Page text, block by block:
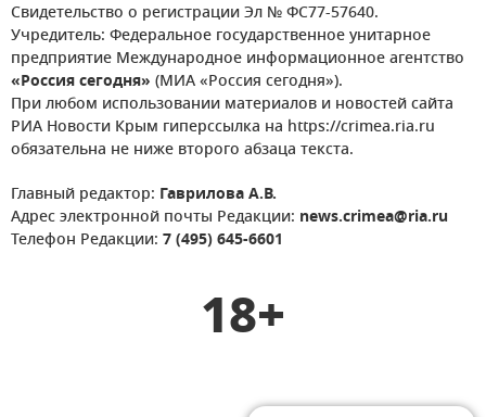
Свидетельство о регистрации Эл № ФС77-57640.
Учредитель: Федеральное государственное унитарное
предприятие Международное информационное агентство
«Россия сегодня» (МИА «Россия сегодня»).
При любом использовании материалов и новостей сайта
РИА Новости Крым гиперссылка на https://crimea.ria.ru
обязательна не ниже второго абзаца текста.
Главный редактор: Гаврилова А.В.
Адрес электронной почты Редакции: news.crimea@ria.ru
Телефон Редакции: 7 (495) 645-6601
18+